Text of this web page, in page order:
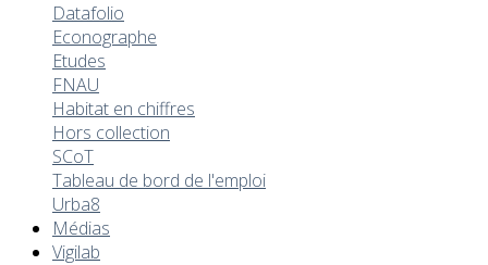
Datafolio
Econographe
Etudes
FNAU
Habitat en chiffres
Hors collection
SCoT
Tableau de bord de l'emploi
Urba8
Médias
Vigilab